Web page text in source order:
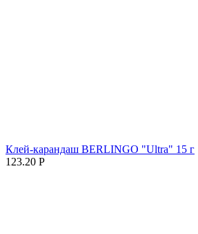
Клей-карандаш BERLINGO "Ultra" 15 г
123.20 Р